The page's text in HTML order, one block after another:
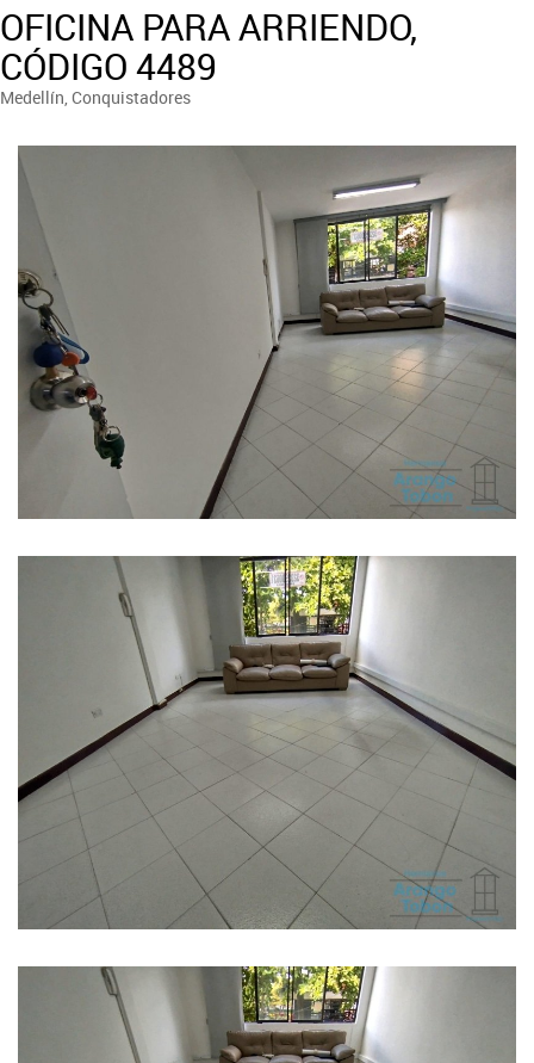
OFICINA PARA ARRIENDO,
CÓDIGO 4489
Medellín, Conquistadores